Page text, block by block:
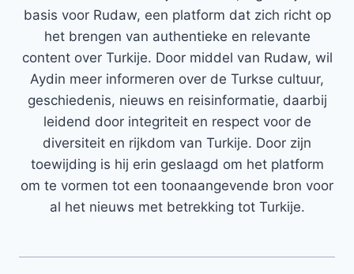
basis voor Rudaw, een platform dat zich richt op
het brengen van authentieke en relevante
content over Turkije. Door middel van Rudaw, wil
Aydin meer informeren over de Turkse cultuur,
geschiedenis, nieuws en reisinformatie, daarbij
leidend door integriteit en respect voor de
diversiteit en rijkdom van Turkije. Door zijn
toewijding is hij erin geslaagd om het platform
om te vormen tot een toonaangevende bron voor
al het nieuws met betrekking tot Turkije.